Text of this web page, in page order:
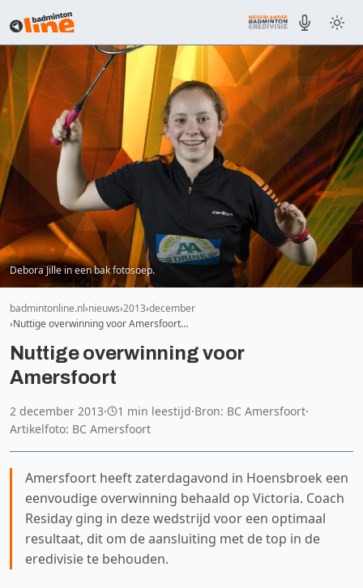
Debora Jille in een bak fotosoep.
badmintonline.nl nieuws 2013 december
Nuttige overwinning voor Amersfoort…
Nuttige overwinning voor
Amersfoort
2 december 2013· 1 min leestijd·Bron: BC Amersfoort·
Artikelfoto: BC Amersfoort
Amersfoort heeft zaterdagavond in Hoensbroek een
eenvoudige overwinning behaald op Victoria. Coach
Residay ging in deze wedstrijd voor een optimaal
resultaat, dit om de aansluiting met de top in de
eredivisie te behouden.